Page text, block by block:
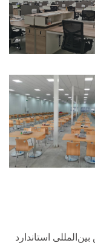
شما، بیش از ۱۰۰ مهندس بین‌المللی استاندارد